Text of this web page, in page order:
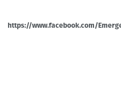
https://www.facebook.com/